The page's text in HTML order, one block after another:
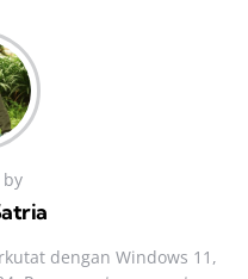
dengan Windows 11,